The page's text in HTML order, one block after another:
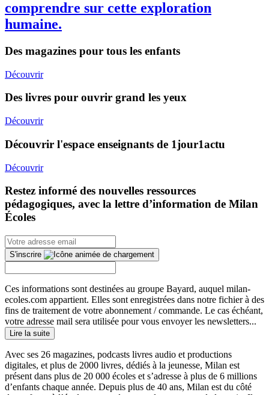
comprendre sur cette exploration
humaine.
Des magazines pour tous les enfants
Découvrir
Des livres pour ouvrir grand les yeux
Découvrir
Découvrir l'espace enseignants de 1jour1actu
Découvrir
Restez informé des nouvelles ressources
pédagogiques, avec la lettre d’information de Milan
Écoles
S'inscrire
Ces informations sont destinées au groupe Bayard, auquel milan-
ecoles.com appartient. Elles sont enregistrées dans notre fichier à des
fins de traitement de votre abonnement / commande. Le cas échéant,
votre adresse mail sera utilisée pour vous envoyer les newsletters...
Lire la suite
Avec ses 26 magazines, podcasts livres audio et productions
digitales, et plus de 2000 livres, dédiés à la jeunesse, Milan est
présent dans plus de 20 000 écoles et s’adresse à plus de 6 millions
d’enfants chaque année. Depuis plus de 40 ans, Milan est du côté